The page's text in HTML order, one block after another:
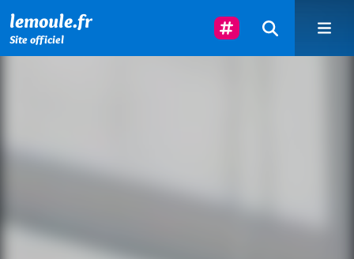
lemoule.fr
Site officiel
Suivez-Nous